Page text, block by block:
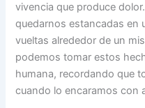
vivencia que produce
quedarnos estancadas en
vueltas alrededor de un
podemos tomar estos
humana, recordando que
cuando lo encaramos con